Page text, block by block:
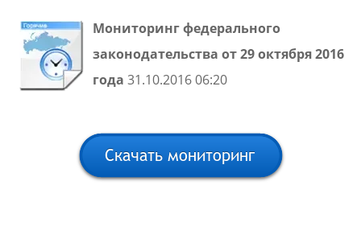
Мониторинг федерального
законодательства от 29 октября 2016
года 31.10.2016 06:20